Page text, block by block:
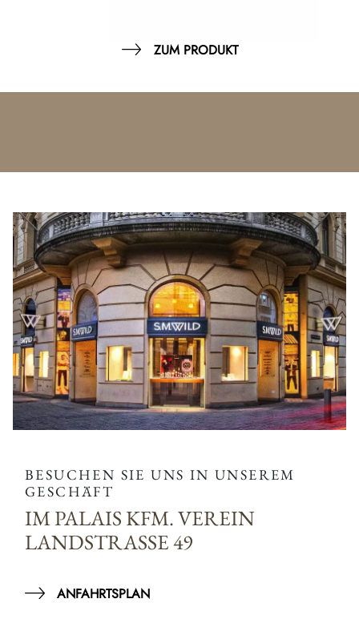
ZUM PRODUKT
BESUCHEN SIE UNS IN UNSEREM
GESCHÄFT
IM PALAIS KFM. VEREIN
LANDSTRASSE 49
ANFAHRTSPLAN